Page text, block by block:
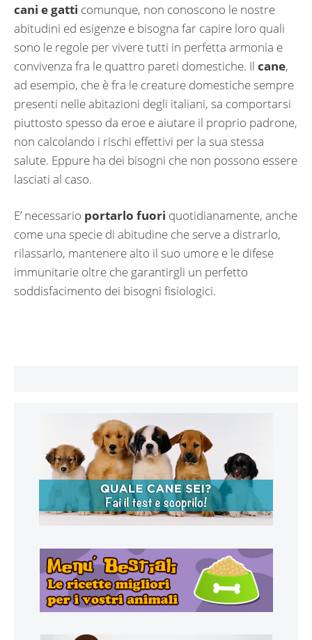
cani e gatti comunque, non conoscono le nostre
abitudini ed esigenze e bisogna far capire loro quali
sono le regole per vivere tutti in perfetta armonia e
convivenza fra le quattro pareti domestiche. Il cane,
ad esempio, che è fra le creature domestiche sempre
presenti nelle abitazioni degli italiani, sa comportarsi
piuttosto spesso da eroe e aiutare il proprio padrone,
non calcolando i rischi effettivi per la sua stessa
salute. Eppure ha dei bisogni che non possono essere
lasciati al caso.
E’ necessario portarlo fuori quotidianamente, anche
come una specie di abitudine che serve a distrarlo,
rilassarlo, mantenere alto il suo umore e le difese
immunitarie oltre che garantirgli un perfetto
soddisfacimento dei bisogni fisiologici.